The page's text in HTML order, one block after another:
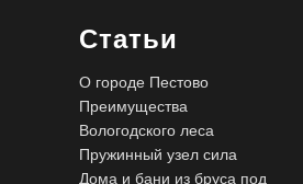
Статьи
О городе Пестово
Преимущества
Вологодского леса
Пружинный узел сила
Дома и бани из бруса под